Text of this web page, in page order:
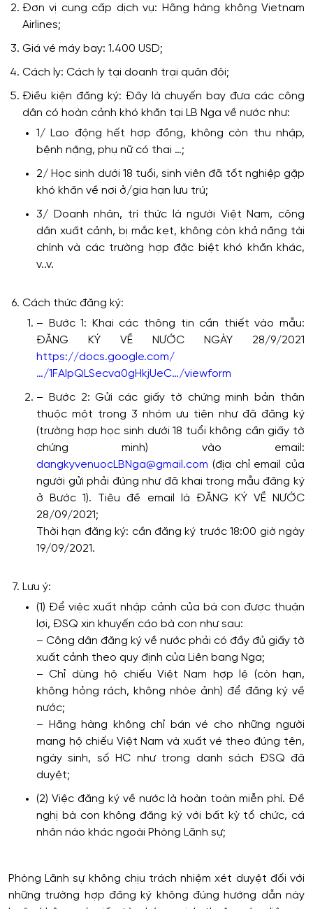
Đơn vị cung cấp dịch vụ: Hãng hàng không Vietnam
Airlines;
Giá vé máy bay: 1.400 USD;
Cách ly: Cách ly tại doanh trại quân đội;
Điều kiện đăng ký: Đây là chuyến bay đưa các công
dân có hoàn cảnh khó khăn tại LB Nga về nước như:
1/ Lao động hết hợp đồng, không còn thu nhập,
bệnh nặng, phụ nữ có thai …;
2/ Học sinh dưới 18 tuổi, sinh viên đã tốt nghiệp gặp
khó khăn về nơi ở/gia hạn lưu trú;
3/ Doanh nhân, trí thức là người Việt Nam, công
dân xuất cảnh, bị mắc kẹt, không còn khả năng tài
chính và các trường hợp đặc biệt khó khăn khác,
v..v.
Cách thức đăng ký:
– Bước 1: Khai các thông tin cần thiết vào mẫu:
ĐĂNG KÝ VỀ NƯỚC NGÀY 28/9/2021
https://docs.google.com/
…/1FAIpQLSecva0gHkjUeC…/viewform
– Bước 2: Gửi các giấy tờ chứng minh bản thân
thuộc một trong 3 nhóm ưu tiên như đã đăng ký
(trường hợp học sinh dưới 18 tuổi không cần giấy tờ
chứng minh) vào email:
dangkyvenuocLBNga@gmail.com (địa chỉ email của
người gửi phải đúng như đã khai trong mẫu đăng ký
ở Bước 1). Tiêu đề email là ĐĂNG KÝ VỀ NƯỚC
28/09/2021;
Thời hạn đăng ký: cần đăng ký trước 18:00 giờ ngày
19/09/2021.
Lưu ý:
(1) Để việc xuất nhập cảnh của bà con được thuận
lợi, ĐSQ xin khuyến cáo bà con như sau:
– Công dân đăng ký về nước phải có đầy đủ giấy tờ
xuất cảnh theo quy định của Liên bang Nga;
– Chỉ dùng hộ chiếu Việt Nam hợp lệ (còn hạn,
không hỏng rách, không nhòe ảnh) để đăng ký về
nước;
– Hãng hàng không chỉ bán vé cho những người
mang hộ chiếu Việt Nam và xuất vé theo đúng tên,
ngày sinh, số HC như trong danh sách ĐSQ đã
duyệt;
(2) Việc đăng ký về nước là hoàn toàn miễn phí. Đề
nghị bà con không đăng ký với bất kỳ tổ chức, cá
nhân nào khác ngoài Phòng Lãnh sự;
Phòng Lãnh sự không chịu trách nhiệm xét duyệt đối với
những trường hợp đăng ký không đúng hướng dẫn này